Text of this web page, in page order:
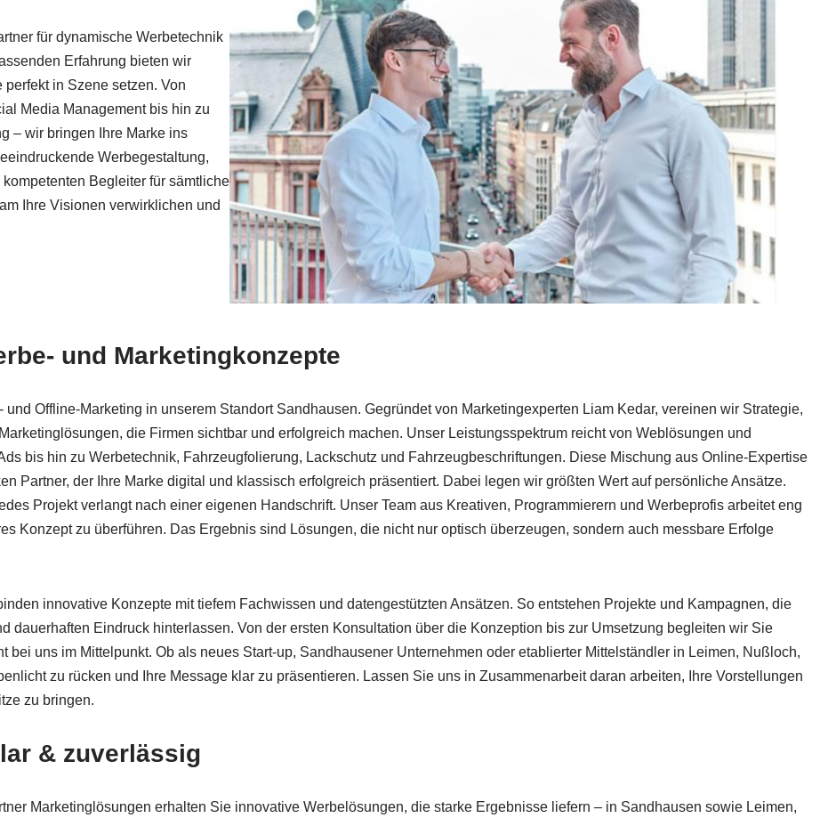
für dynamische Werbetechnik
Erfahrung bieten wir
in Szene setzen. Von
Media Management bis hin zu
– wir bringen Ihre Marke ins
Werbegestaltung,
Begleiter für sämtliche
Ihre Visionen verwirklichen und
und Marketingkonzepte
Offline-Marketing in unserem Standort Sandhausen. Gegründet von Marketingexperten Liam Kedar, vereinen wir Strategie,
die Firmen sichtbar und erfolgreich machen. Unser Leistungsspektrum reicht von Weblösungen und
bis hin zu Werbetechnik, Fahrzeugfolierung, Lackschutz und Fahrzeugbeschriftungen. Diese Mischung aus Online-Expertise
Partner, der Ihre Marke digital und klassisch erfolgreich präsentiert. Dabei legen wir größten Wert auf persönliche Ansätze.
Projekt verlangt nach einer eigenen Handschrift. Unser Team aus Kreativen, Programmierern und Werbeprofis arbeitet eng
Konzept zu überführen. Das Ergebnis sind Lösungen, die nicht nur optisch überzeugen, sondern auch messbare Erfolge
innovative Konzepte mit tiefem Fachwissen und datengestützten Ansätzen. So entstehen Projekte und Kampagnen, die
dauerhaften Eindruck hinterlassen. Von der ersten Konsultation über die Konzeption bis zur Umsetzung begleiten wir Sie
bei uns im Mittelpunkt. Ob als neues Start-up, Sandhausener Unternehmen oder etablierter Mittelständler in Leimen, Nußloch,
zu rücken und Ihre Message klar zu präsentieren. Lassen Sie uns in Zusammenarbeit daran arbeiten, Ihre Vorstellungen
zu bringen.
& zuverlässig
Marketinglösungen erhalten Sie innovative Werbelösungen, die starke Ergebnisse liefern – in Sandhausen sowie Leimen,